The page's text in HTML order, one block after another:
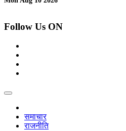
Follow Us ON
समाचार
राजनीति